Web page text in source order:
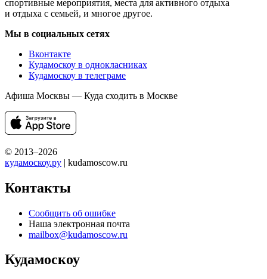
спортивные мероприятия, места для активного отдыха
и отдыха с семьей, и многое другое.
Мы в социальных сетях
Вконтакте
Кудамоскоу в однокласниках
Кудамоскоу в телеграме
Афиша Москвы — Куда сходить в Москве
© 2013–2026
кудамоскоу.ру | kudamoscow.ru
Контакты
Сообщить об ошибке
Наша электронная почта
mailbox@kudamoscow.ru
Кудамоскоу